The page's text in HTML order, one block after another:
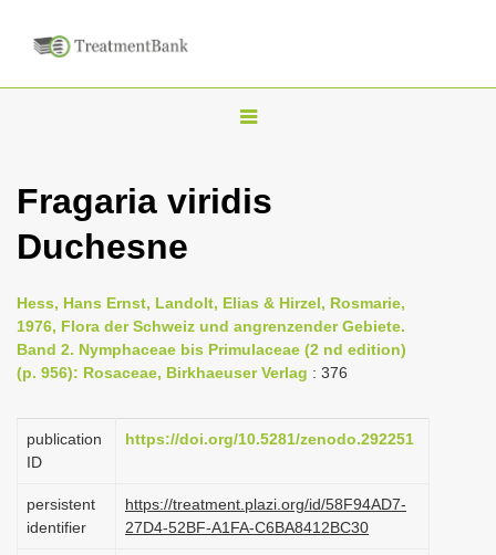
T
g
n
a
g
i
Fragaria viridis
Duchesne
Hess, Hans Ernst, Landolt, Elias & Hirzel, Rosmarie,
1976, Flora der Schweiz und angrenzender Gebiete.
Band 2. Nymphaceae bis Primulaceae (2 nd edition)
(p. 956): Rosaceae, Birkhaeuser Verlag : 376
publication
ID
https://doi.org/10.5281/zenodo.292251
persistent
identifier
https://treatment.plazi.org/id/58F94AD7-
27D4-52BF-A1FA-C6BA8412BC30